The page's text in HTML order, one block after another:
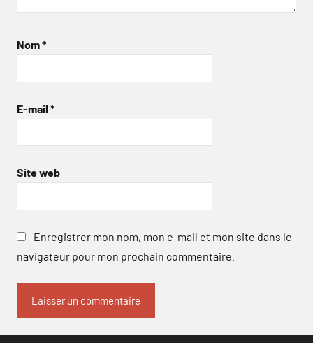
Nom*
E-mail *
Site web
Enregistrer mon nom, mon e-mail et mon site dans le
navigateur pour mon prochain commentaire.